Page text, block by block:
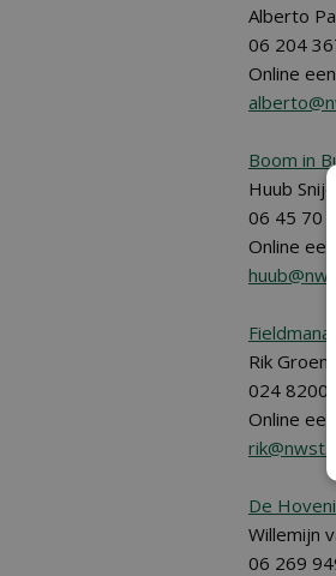
Alberto
06 204
Online
Boom in
Huub
06 45 70
Online
Rik
024 82009
Online
rik@nwst.nl
De
Willemijn
06 269